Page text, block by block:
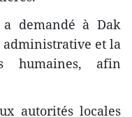
demandé à Dak
et la
humaines, afin
autorités locales